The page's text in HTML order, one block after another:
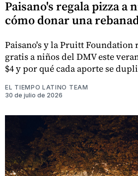
Paisano's regala pizza a
cómo donar una
Paisano's y la Pruitt Foundation
gratis a niños del DMV este
$4 y por qué cada aporte se
EL TIEMPO LATINO TEAM
30 de julio de 2026